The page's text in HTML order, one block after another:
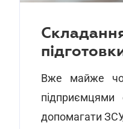
Вже майже
підприємцями
допомагати